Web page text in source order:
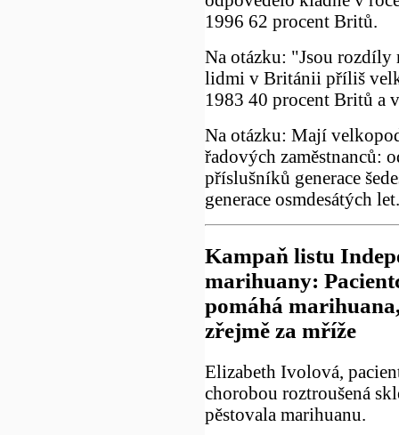
1996 62 procent Britů.
Na otázku: "Jsou rozdíly
lidmi v Británii příliš
1983 40 procent Britů a
Na otázku: Mají
řadových zaměstnanců:
příslušníků generace
generace osmdesátých let.
Kampaň listu
marihuany:
pomáhá
zřejmě za mříže
Elizabeth Ivolová,
chorobou roztroušená
pěstovala marihuanu.